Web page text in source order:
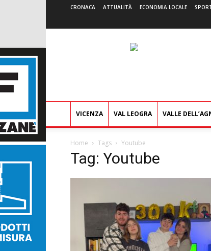
CRONACA ATTUALITÀ ECONOMIA LOCALE
VICENZA VAL LEOGRA VALLE
Home Tags Youtube
Tag: Youtube